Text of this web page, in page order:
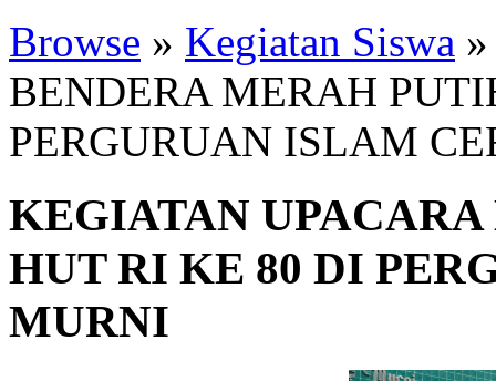
Browse » Kegiatan Siswa
BENDERA MERAH
PERGURUAN ISLAM
KEGIATAN
HUT RI KE 80 DI
MURNI